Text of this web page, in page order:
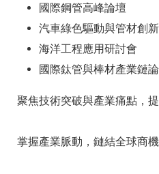
國際鋼管高峰論壇
汽車綠色驅動與管材創
海洋工程應用研討會
國際鈦管與棒材產業鏈
聚焦技術突破與產業痛點，
掌握產業脈動，鏈結全球商機